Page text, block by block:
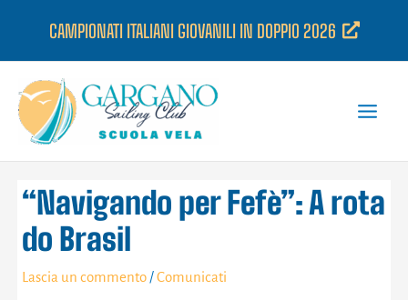
CAMPIONATI ITALIANI GIOVANILI IN DOPPIO 2026
“Navigando per Fefè”: A rota
do Brasil
Lascia un commento /Comunicati